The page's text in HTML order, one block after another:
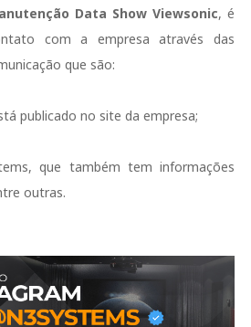
Data Show Viewsonic, é
com a empresa através das
que são:
publicado no site da empresa;
que também tem informações
outras.